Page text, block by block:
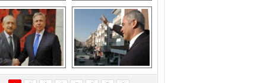
Asla Yalnız
Uzun Adam
GÖKÇEK'TEN
HOLLYWOOD
FİLMLERİNİ
ARATMAYAN
TANITIM
İÇERİ ZÜBÜK!
ERCAN ŞİMŞEK